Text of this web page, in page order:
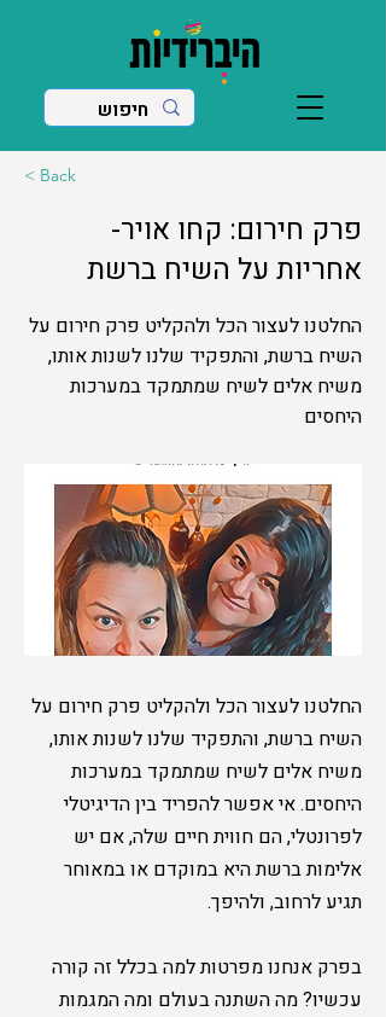
< Back
פרק חירום: קחו אויר-
אחריות על השיח ברשת
החלטנו לעצור הכל ולהקליט פרק חירום על
השיח ברשת, והתפקיד שלנו לשנות אותו,
משיח אלים לשיח שמתמקד במערכות
היחסים
החלטנו לעצור הכל ולהקליט פרק חירום על
השיח ברשת, והתפקיד שלנו לשנות אותו,
משיח אלים לשיח שמתמקד במערכות
היחסים. אי אפשר להפריד בין הדיגיטלי
לפרונטלי, הם חווית חיים שלה, אם יש
אלימות ברשת היא במוקדם או במאוחר
תגיע לרחוב, ולהיפך.
בפרק אנחנו מפרטות למה בכלל זה קורה
עכשיו? מה השתנה בעולם ומה המגמות